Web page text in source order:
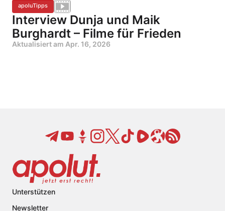
apoluTipps
Interview Dunja und Maik
Burghardt – Filme für Frieden
Aktualisiert am Apr. 16, 2026
Unterstützen
Newsletter